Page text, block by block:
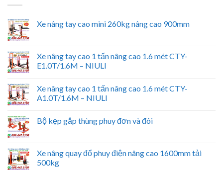
Xe nâng tay cao mini 260kg nâng cao 900mm
Xe nâng tay cao 1 tấn nâng cao 1.6 mét CTY-
E1.0T/1.6M – NIULI
Xe nâng tay cao 1 tấn nâng cao 1.6 mét CTY-
A1.0T/1.6M – NIULI
Bộ kẹp gắp thùng phuy đơn và đôi
Xe nâng quay đổ phuy điện nâng cao 1600mm tải
500kg